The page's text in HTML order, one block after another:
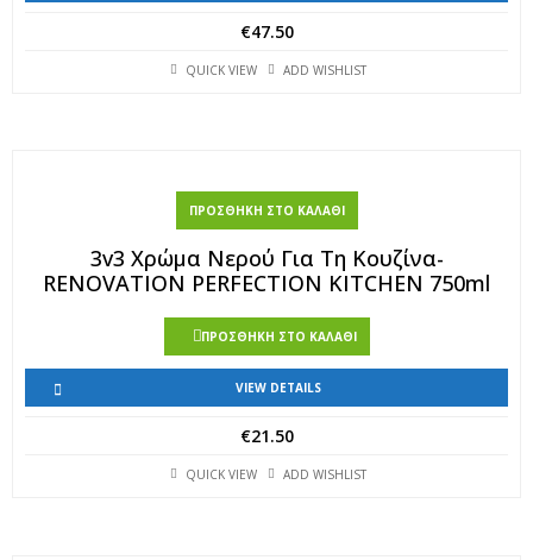
€47.50
QUICK VIEW ADD WISHLIST
ΠΡΟΣΘΉΚΗ ΣΤΟ ΚΑΛΆΘΙ
3v3 Χρώμα Νερού Για Τη Κουζίνα-
RENOVATION PERFECTION KITCHEN 750ml
ΠΡΟΣΘΉΚΗ ΣΤΟ ΚΑΛΆΘΙ
VIEW DETAILS
€21.50
QUICK VIEW ADD WISHLIST